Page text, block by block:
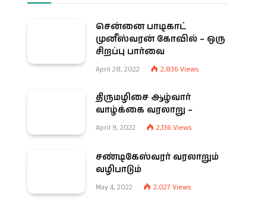
சென்னை பாடிகாட்
முனீஸ்வரன் கோவில் – ஒரு
சிறப்பு பார்வை
April 28, 2022 2,836 Views
திருமழிசை ஆழ்வார்
வாழ்க்கை வரலாறு –
April 9, 2022 2,136 Views
சண்டிகேஸ்வரர் வரலாறும்
வழிபாடும்
May 4, 2022 2,027 Views